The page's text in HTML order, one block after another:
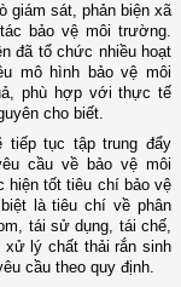
giám sát, phản biện xã
bảo vệ môi trường.
đã tổ chức nhiều hoạt
mô hình bảo vệ môi
phù hợp với thực tế
cho biết.
tiếp tục tập trung đẩy
cầu về bảo vệ môi
hiện tốt tiêu chí bảo vệ
là tiêu chí về phân
tái sử dụng, tái chế,
lý chất thải rắn sinh
cầu theo quy định.